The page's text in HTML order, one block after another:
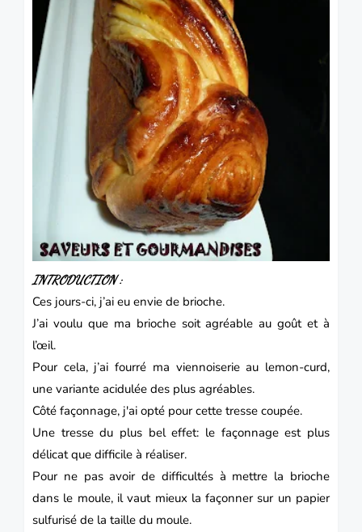
INTRODUCTION :
Ces jours-ci, j’ai eu envie de brioche.
J’ai voulu que ma brioche soit agréable au goût et à
l’œil.
Pour cela, j’ai fourré ma viennoiserie au lemon-curd,
une variante acidulée des plus agréables.
Côté façonnage, j'ai opté pour cette tresse coupée.
Une tresse du plus bel effet: le façonnage est plus
délicat que difficile à réaliser.
Pour ne pas avoir de difficultés à mettre la brioche
dans le moule, il vaut mieux la façonner sur un papier
sulfurisé de la taille du moule.